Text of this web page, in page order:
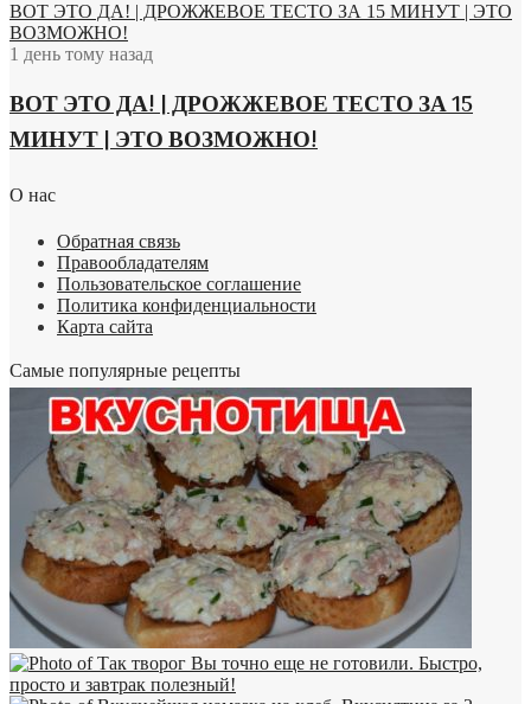
ВОТ ЭТО ДА! | ДРОЖЖЕВОЕ ТЕСТО ЗА 15 МИНУТ | ЭТО
ВОЗМОЖНО!
1 день тому назад
ВОТ ЭТО ДА! | ДРОЖЖЕВОЕ ТЕСТО ЗА 15
МИНУТ | ЭТО ВОЗМОЖНО!
О нас
Обратная связь
Правообладателям
Пользовательское соглашение
Политика конфиденциальности
Карта сайта
Самые популярные рецепты